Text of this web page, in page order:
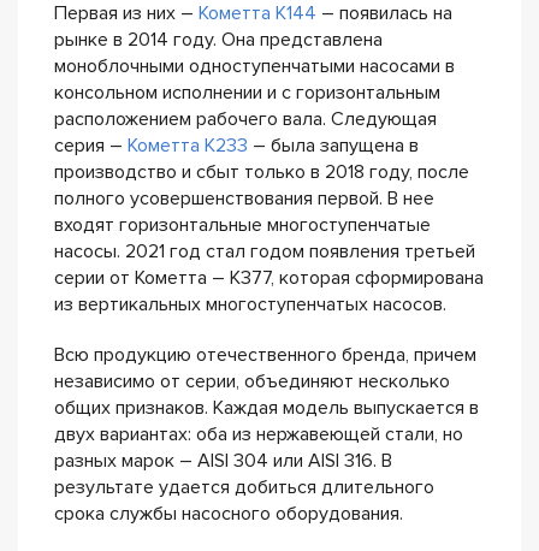
Первая из них – Кометта К144 – появилась на
рынке в 2014 году. Она представлена
моноблочными одноступенчатыми насосами в
консольном исполнении и с горизонтальным
расположением рабочего вала. Следующая
серия – Кометта К233 – была запущена в
производство и сбыт только в 2018 году, после
полного усовершенствования первой. В нее
входят горизонтальные многоступенчатые
насосы. 2021 год стал годом появления третьей
серии от Кометта – К377, которая сформирована
из вертикальных многоступенчатых насосов.
Всю продукцию отечественного бренда, причем
независимо от серии, объединяют несколько
общих признаков. Каждая модель выпускается в
двух вариантах: оба из нержавеющей стали, но
разных марок – AISI 304 или AISI 316. В
результате удается добиться длительного
срока службы насосного оборудования.